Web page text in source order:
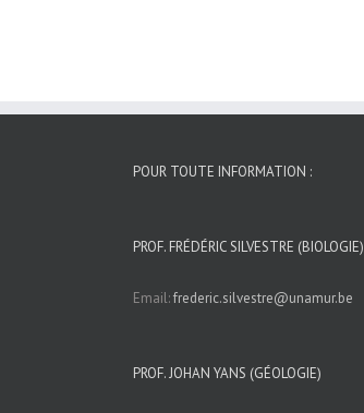
POUR TOUTE INFORMATION :
PROF. FRÉDÉRIC SILVESTRE (BIOLOGIE)
Email:frederic.silvestre@unamur.be
PROF. JOHAN YANS (GÉOLOGIE)